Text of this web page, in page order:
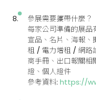
參展需要攜帶什麼？
每家公司準備的展
宣品、名片、海報、
租 / 電力增租 / 網路
商手冊、出口報關
證、個人證件
參考資料:https://